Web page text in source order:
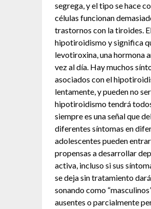
segrega, y el tipo se hace
células funcionan
trastornos con la tiroides.
hipotiroidismo y significa
levotiroxina, una hormona
vez al día. Hay muchos
asociados con el
lentamente, y pueden no
hipotiroidismo tendrá
siempre es una señal que
diferentes síntomas en
adolescentes pueden
propensas a desarrollar
activa, incluso si sus
se deja sin tratamiento
sonando como
ausentes o parcialmente